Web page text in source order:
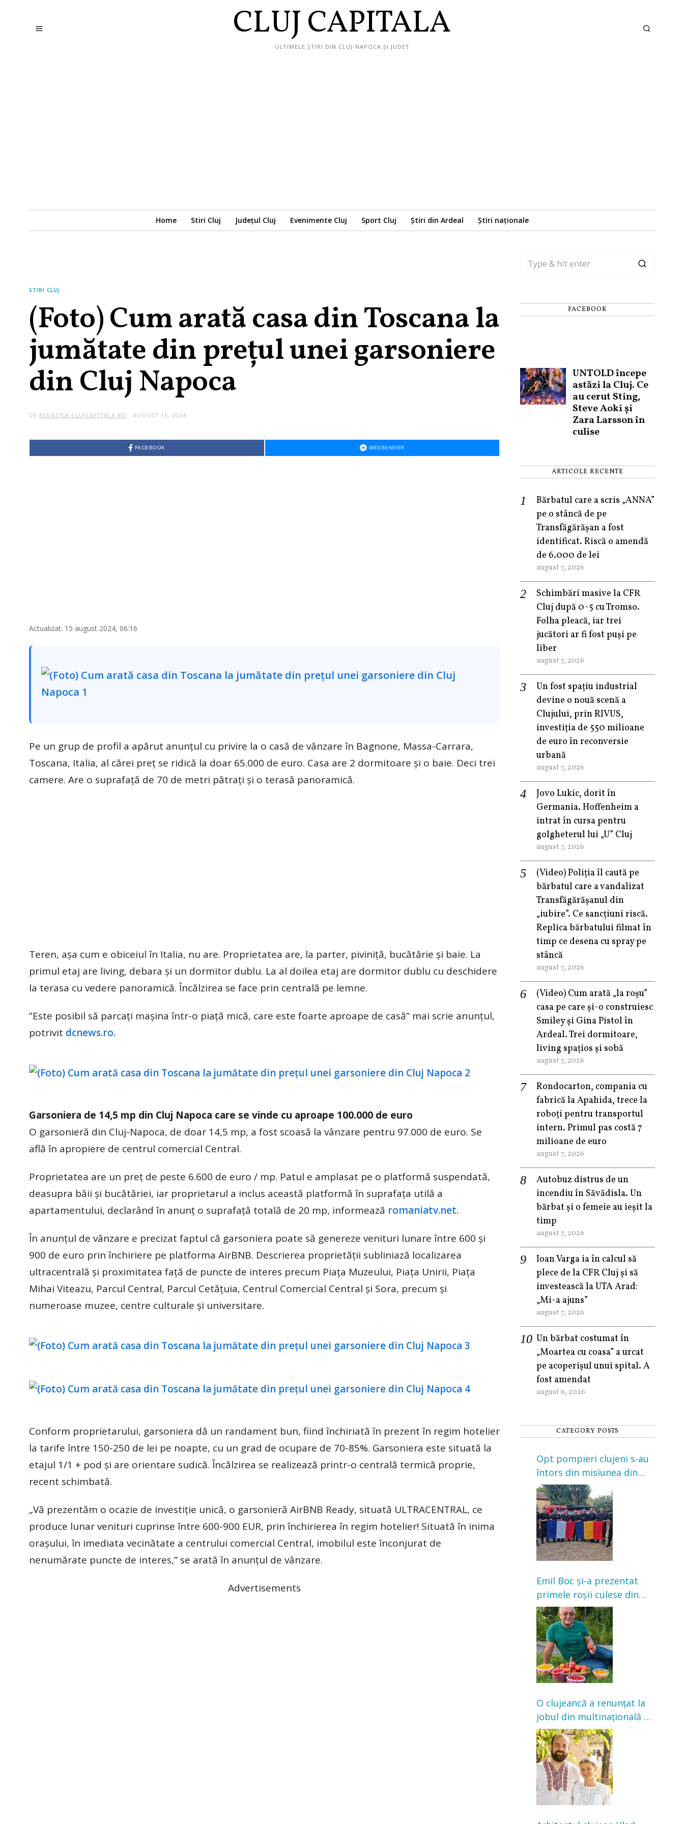
CLUJ CAPITALA
ULTIMELE ȘTIRI DIN CLUJ-NAPOCA ȘI JUDEȚ
Home Stiri Cluj Județul Cluj Evenimente Cluj Sport Cluj Știri din Ardeal Știri naționale
STIRI CLUJ
(Foto) Cum arată casa din Toscana la
jumătate din prețul unei garsoniere
din Cluj Napoca
DE REDACȚIA CLUJCAPITALA.RO AUGUST 15, 2024
FACEBOOK MESSENGER
Actualizat: 15 august 2024, 06:16
Pe un grup de profil a apărut anunțul cu privire la o casă de vânzare în Bagnone, Massa-Carrara,
Toscana, Italia, al cărei preț se ridică la doar 65.000 de euro. Casa are 2 dormitoare și o baie. Deci trei
camere. Are o suprafață de 70 de metri pătrați și o terasă panoramică.
Teren, așa cum e obiceiul în Italia, nu are. Proprietatea are, la parter, piviniță, bucătărie și baie. La
primul etaj are living, debara și un dormitor dublu. La al doilea etaj are dormitor dublu cu deschidere
la terasa cu vedere panoramică. Încălzirea se face prin centrală pe lemne.
”Este posibil să parcați mașina într-o piață mică, care este foarte aproape de casă” mai scrie anunțul,
potrivit dcnews.ro.
Garsoniera de 14,5 mp din Cluj Napoca care se vinde cu aproape 100.000 de euro
O garsonieră din Cluj-Napoca, de doar 14,5 mp, a fost scoasă la vânzare pentru 97.000 de euro. Se
află în apropiere de centrul comercial Central.
Proprietatea are un preț de peste 6.600 de euro / mp. Patul e amplasat pe o platformă suspendată,
deasupra băii și bucătăriei, iar proprietarul a inclus această platformă în suprafața utilă a
apartamentului, declarând în anunț o suprafață totală de 20 mp, informează romaniatv.net.
În anunțul de vânzare e precizat faptul că garsoniera poate să genereze venituri lunare între 600 și
900 de euro prin închiriere pe platforma AirBNB. Descrierea proprietății subliniază localizarea
ultracentrală și proximitatea față de puncte de interes precum Piața Muzeului, Piața Unirii, Piața
Mihai Viteazu, Parcul Central, Parcul Cetățuia, Centrul Comercial Central și Sora, precum și
numeroase muzee, centre culturale și universitare.
Conform proprietarului, garsoniera dă un randament bun, fiind închiriată în prezent în regim hotelier
la tarife între 150-250 de lei pe noapte, cu un grad de ocupare de 70-85%. Garsoniera este situată la
etajul 1/1 + pod și are orientare sudică. Încălzirea se realizează printr-o centrală termică proprie,
recent schimbată.
„Vă prezentăm o ocazie de investiție unică, o garsonieră AirBNB Ready, situată ULTRACENTRAL, ce
produce lunar venituri cuprinse între 600-900 EUR, prin închirierea în regim hotelier! Situată în inima
orașului, în imediata vecinătate a centrului comercial Central, imobilul este înconjurat de
nenumărate puncte de interes,” se arată în anunțul de vânzare.
Advertisements
FACEBOOK
UNTOLD începe
astăzi la Cluj. Ce
au cerut Sting,
Steve Aoki și
Zara Larsson în
culise
ARTICOLE RECENTE
Bărbatul care a scris „ANNA”
pe o stâncă de pe
Transfăgărășan a fost
identificat. Riscă o amendă
de 6.000 de lei
august 7, 2026
Schimbări masive la CFR
Cluj după 0-5 cu Tromso.
Folha pleacă, iar trei
jucători ar fi fost puși pe
liber
august 7, 2026
Un fost spațiu industrial
devine o nouă scenă a
Clujului, prin RIVUS,
investiția de 550 milioane
de euro în reconversie
urbană
august 7, 2026
Jovo Lukic, dorit în
Germania. Hoffenheim a
intrat în cursa pentru
golgheterul lui „U” Cluj
august 7, 2026
(Video) Poliția îl caută pe
bărbatul care a vandalizat
Transfăgărășanul din
„iubire”. Ce sancțiuni riscă.
Replica bărbatului filmat în
timp ce desena cu spray pe
stâncă
august 7, 2026
(Video) Cum arată „la roşu”
casa pe care şi-o construiesc
Smiley şi Gina Pistol în
Ardeal. Trei dormitoare,
living spațios și sobă
august 7, 2026
Rondocarton, compania cu
fabrică la Apahida, trece la
roboți pentru transportul
intern. Primul pas costă 7
milioane de euro
august 7, 2026
Autobuz distrus de un
incendiu în Săvădisla. Un
bărbat și o femeie au ieșit la
timp
august 7, 2026
Ioan Varga ia în calcul să
plece de la CFR Cluj și să
investească la UTA Arad:
„Mi-a ajuns”
august 7, 2026
Un bărbat costumat în
„Moartea cu coasa” a urcat
pe acoperișul unui spital. A
fost amendat
august 6, 2026
CATEGORY POSTS
Opt pompieri clujeni s-au
întors din misiunea din
Franța. Au intervenit la
incendii de vegetație și
pădure
Emil Boc și-a prezentat
primele roșii culese din
grădină: „Niciun magazin
nu poate oferi această
satisfacție”
O clujeancă a renunțat la
jobul din multinațională și
s-a mutat la țară. Acum
cultivă legume în grădina
bunicilor